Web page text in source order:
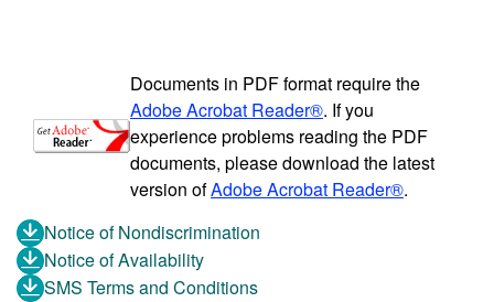
Documents in PDF format require the
Adobe Acrobat Reader®. If you
experience problems reading the PDF
documents, please download the latest
version ofAdobe Acrobat Reader®.
Notice of Nondiscrimination
Notice of Availability
SMS Terms and Conditions